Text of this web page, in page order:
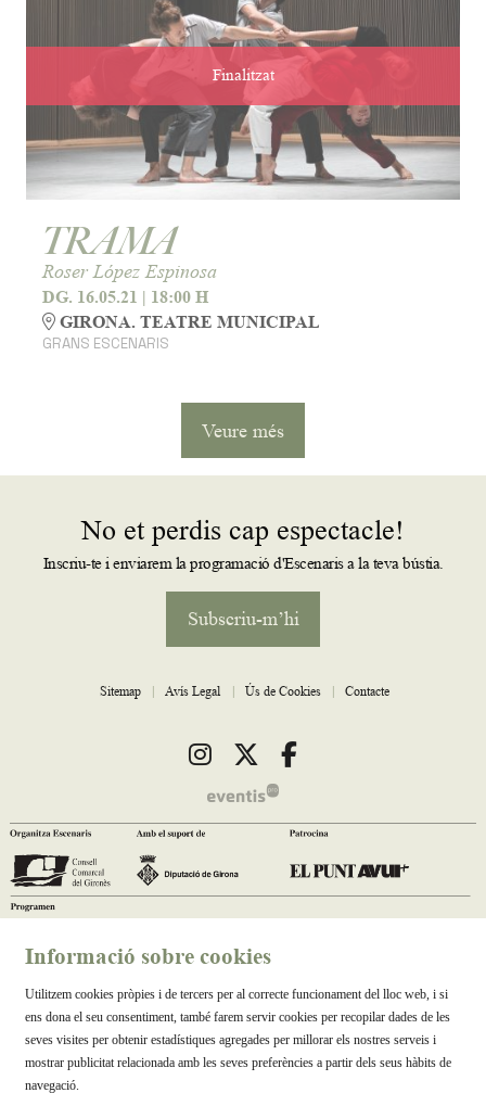
Finalitzat
TRAMA
Roser López Espinosa
DG. 16.05.21 | 18:00 H
GIRONA. TEATRE MUNICIPAL
GRANS ESCENARIS
Veure més
No et perdis cap espectacle!
Inscriu-te i enviarem la programació d'Escenaris a la teva bústia.
Subscriu-m’hi
Sitemap | Avís Legal | Ús de Cookies | Contacte
Link a instagram
Link a twitter
Link a facebook
Informació sobre cookies
Utilitzem cookies pròpies i de tercers per al correcte funcionament del lloc web, i si
ens dona el seu consentiment, també farem servir cookies per recopilar dades de les
seves visites per obtenir estadístiques agregades per millorar els nostres serveis i
mostrar publicitat relacionada amb les seves preferències a partir dels seus hàbits de
navegació.